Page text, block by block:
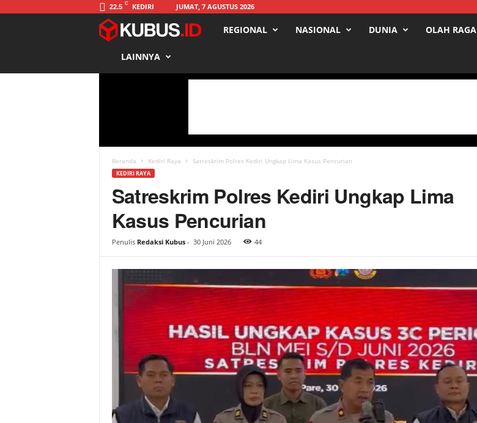
22.5 C KEDIRI JUMAT, 7 AGUSTUS 2026
s
REGIONAL NASIONAL DUNIA OLAH RAGA
LAINNYA
Beranda Kediri Raya Satreskrim Polres Kediri Ungkap Lima Kasus Pencurian
KEDIRI RAYA
Satreskrim Polres Kediri Ungkap Lima
Kasus Pencurian
Penulis Redaksi Kubus- 30 Juni 2026 44